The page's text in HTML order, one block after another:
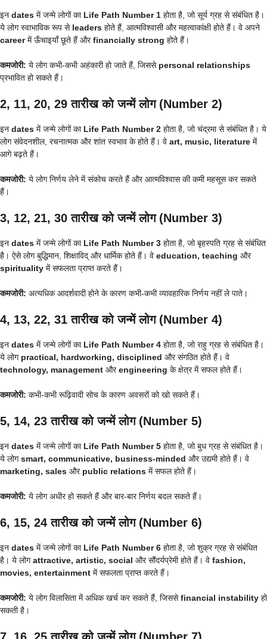
इन dates में जन्मे लोगों का Life Path Number 1 होता है, जो सूर्य ग्रह से संबंधित है।
ये लोग स्वाभाविक रूप से leaders होते हैं, आत्मविश्वासी और महत्वाकांक्षी होते हैं। वे अपने
careerमें ऊँचाइयाँ छूते हैं औरfinancially strong होते हैं।
कमजोरी: ये लोग कभी-कभी अहंकारी हो जाते हैं, जिससे personal relationships
प्रभावित हो सकते हैं।
2, 11, 20, 29 तारीख को जन्में लोग (Number 2)
इन dates में जन्मे लोगों का Life Path Number 2 होता है, जो चंद्रमा से संबंधित है। ये
लोग संवेदनशील, रचनात्मक और शांत स्वभाव के होते हैं। वे art, music, literature में
आगे बढ़ते हैं।
कमजोरी: ये लोग निर्णय लेने में संकोच करते हैं और आत्मविश्वास की कमी महसूस कर सकते
हैं।
3, 12, 21, 30 तारीख को जन्में लोग (Number 3)
इन dates में जन्मे लोगों का Life Path Number 3 होता है, जो बृहस्पति ग्रह से संबंधित
है। ऐसे लोग बुद्धिमान, शिक्षाविद् और धार्मिक होते हैं। वे education, teaching और
spirituality में सफलता प्राप्त करते हैं।
कमजोरी: अत्यधिक आदर्शवादी होने के कारण कभी-कभी व्यावहारिक निर्णय नहीं ले पाते।
4, 13, 22, 31 तारीख को जन्में लोग (Number 4)
इन dates में जन्मे लोगों का Life Path Number 4 होता है, जो राहु ग्रह से संबंधित है।
ये लोग practical, hardworking, disciplined और संगठित होते हैं। वे
technology, management औरengineering के क्षेत्र में सफल होते हैं।
कमजोरी: कभी-कभी रूढ़िवादी सोच के कारण अवसरों को खो सकते हैं।
5, 14, 23 तारीख को जन्में लोग (Number 5)
इन dates में जन्मे लोगों का Life Path Number 5 होता है, जो बुध ग्रह से संबंधित है।
ये लोगsmart, communicative, business-minded और उद्यमी होते हैं। वे
marketing, sales और public relations में सफल होते हैं।
कमजोरी: ये लोग अधीर हो सकते हैं और बार-बार निर्णय बदल सकते हैं।
6, 15, 24 तारीख को जन्में लोग (Number 6)
इन dates में जन्मे लोगों का Life Path Number 6 होता है, जो शुक्र ग्रह से संबंधित
है। ये लोगattractive, artistic, social और सौंदर्यप्रेमी होते हैं। वे fashion,
movies, entertainment में सफलता प्राप्त करते हैं।
कमजोरी: ये लोग विलासिता में अधिक खर्च कर सकते हैं, जिससेfinancial instability हो
सकती है।